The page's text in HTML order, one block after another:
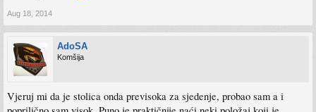
Aug 18, 2014
AdoSA
Komšija
Vjeruj mi da je stolica onda previsoka za sjedenje, probao sam a i